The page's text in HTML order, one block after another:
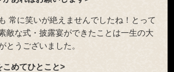
常に笑いが絶えませんでしたね！とって
敵な式・披露宴ができたことは一生の大
とうございました。
こめてひとこと>